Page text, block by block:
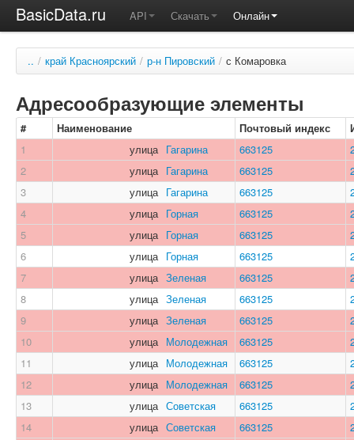
BasicData.ru API Скачать Онлайн
.. / край Красноярский / р-н Пировский / с Комаровка
Адресообразующие элементы
# Наименование Почтовый индекс
1
улица Гагарина 663125
2
улица Гагарина 663125
3
улица Гагарина 663125
4
улица Горная 663125
5
улица Горная 663125
6
улица Горная 663125
7
улица Зеленая 663125
8
улица Зеленая 663125
9
улица Зеленая 663125
10
улица Молодежная 663125
11
улица Молодежная 663125
12
улица Молодежная 663125
13
улица Советская 663125
14
улица Советская 663125